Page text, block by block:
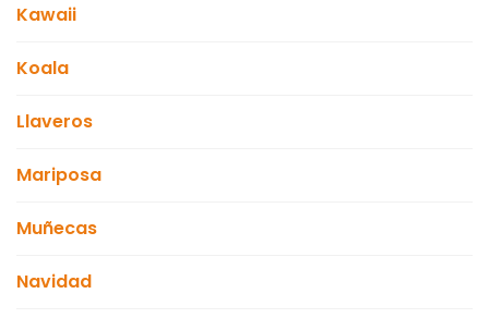
Kawaii
Koala
Llaveros
Mariposa
Muñecas
Navidad